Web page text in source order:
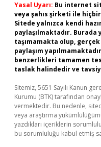
Yasal Uyarı: Bu internet
veya şahıs şirketi ile
Sitede yalnızca kendi
paylaşılmaktadır.
taşımamakta olup,
paylaşım
benzerlikleri tamamen
taslak halindedir ve
Sitemiz, 5651 Sayılı Kanun
Kurumu (BTK) tarafından
vermektedir. Bu nedenle,
veya araştırma
yazdıkları içeriklerin
bu sorumluluğu kabul etmiş